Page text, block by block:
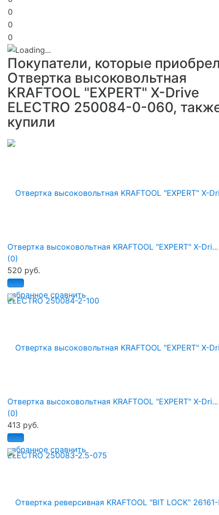
0
0
0
Покупатели, которые
Отвертка высоковольтная
KRAFTOOL "EXPERT" X-Drive
ELECTRO 250084-0-060,
купили
избранное сравнить
Отвертка высоковольтная KRAFTOOL "EXPERT" X-Dri...
(0)
520 руб.
избранное сравнить
Отвертка высоковольтная KRAFTOOL "EXPERT" X-Dri...
(0)
413 руб.